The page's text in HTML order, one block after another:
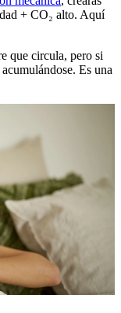
+ CO₂ alto. Aquí
que circula, pero si
Es una